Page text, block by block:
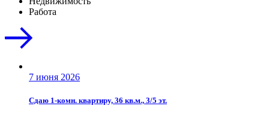
Работа
7 июня 2026
Сдаю 1-комн. квартиру, 36 кв.м., 3/5 эт.